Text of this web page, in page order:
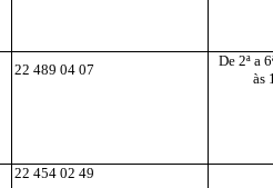
22 489 04 07
De 2ª a
às
22 454 02 49